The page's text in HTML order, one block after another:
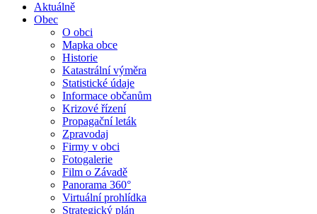
Aktuálně
Obec
O obci
Mapka obce
Historie
Katastrální výměra
Statistické údaje
Informace občanům
Krizové řízení
Propagační leták
Zpravodaj
Firmy v obci
Fotogalerie
Film o Závadě
Panorama 360°
Virtuální prohlídka
Strategický plán